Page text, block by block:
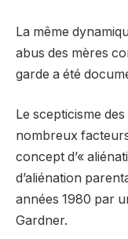
La même
abus des mères
garde a été
Le scepticisme
nombreux
concept d’«
d’aliénation
années 1980 par
Gardner.